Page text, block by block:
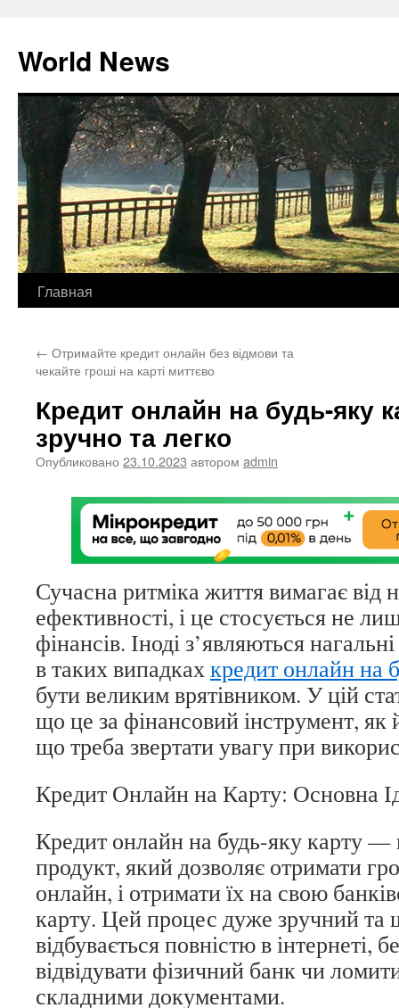
World News
Перейти
содержимому
Главная
← Отримайте кредит онлайн без відмови та
чекайте гроші на карті миттєво
Кредит онлайн на будь-яку
зручно та легко
Опубликовано 23.10.2023 автором admin
Сучасна ритміка життя вимагає від
ефективності, і це стосується не
фінансів. Іноді з’являються
в таких випадках кредит онлайн на
бути великим врятівником. У цій
що це за фінансовий інструмент, як
що треба звертати увагу при
Кредит Онлайн на Карту: Основна
Кредит онлайн на будь-яку карту —
продукт, який дозволяє отримати
онлайн, і отримати їх на свою
карту. Цей процес дуже зручний та
відбувається повністю в інтернеті,
відвідувати фізичний банк чи
складними документами.